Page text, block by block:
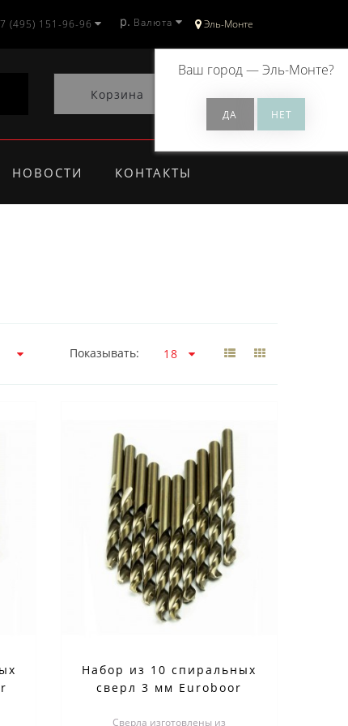
Эль-Монте
Ваш город —Эль-Монте?
(495) 151-96-96 р. Валюта
Корзина 0
НОВОСТИ КОНТАКТЫ
Показывать:
Набор из 10 спиральных
сверл 3 мм Euroboor
Сверла изготовлены из